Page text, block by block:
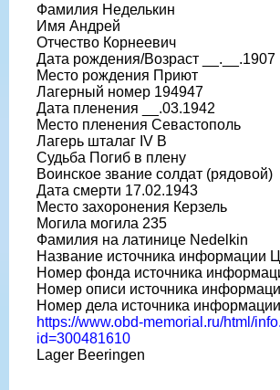
Фамилия Неделькин
Имя Андрей
Отчество Корнеевич
Дата рождения/Возраст __.__.1907
Место рождения Приют
Лагерный номер 194947
Дата пленения __.03.1942
Место пленения Севастополь
Лагерь шталаг IV B
Судьба Погиб в плену
Воинское звание солдат (рядовой)
Дата смерти 17.02.1943
Место захоронения Керзель
Могила могила 235
Фамилия на латинице Nedelkin
Название источника информации
Номер фонда источника
Номер описи источника
Номер дела источника
https://www.obd-memorial.ru/html/
id=300481610
Lager Beeringen